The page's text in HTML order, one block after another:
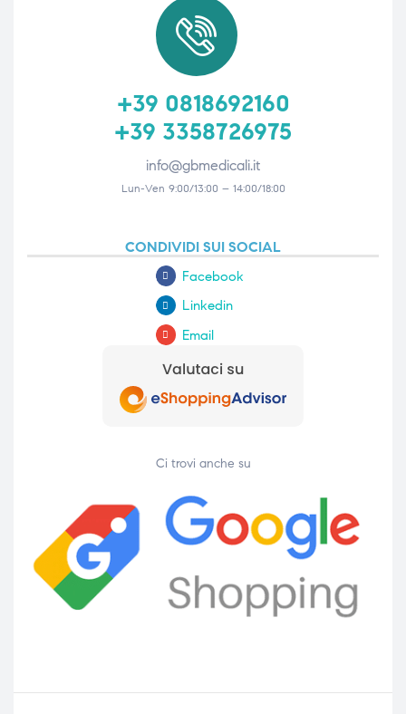
+39 0818692160
+39 3358726975
info@gbmedicali.it
Lun-Ven 9:00/13:00 – 14:00/18:00
CONDIVIDI SUI SOCIAL
Facebook
Linkedin
Email
Ci trovi anche su